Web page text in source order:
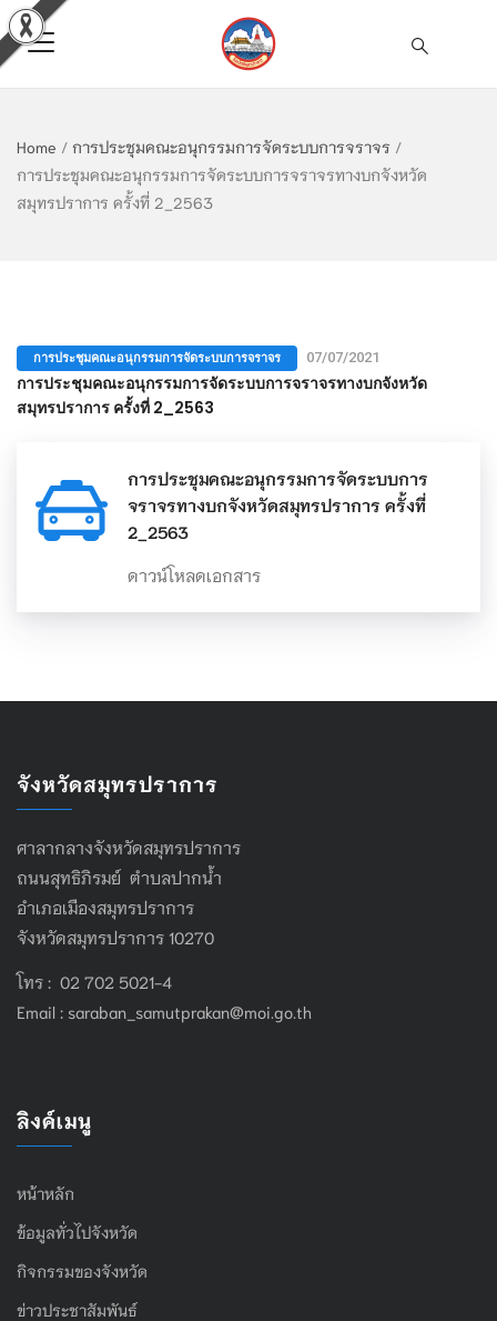
Home / การประชุมคณะอนุกรรมการจัดระบบการจราจร /
การประชุมคณะอนุกรรมการจัดระบบการจราจรทางบกจังหวัด
สมุทรปราการ ครั้งที่ 2_2563
การประชุมคณะอนุกรรมการจัดระบบการจราจร 07/07/2021
การประชุมคณะอนุกรรมการจัดระบบการจราจรทางบกจังหวัด
สมุทรปราการ ครั้งที่ 2_2563
การประชุมคณะอนุกรรมการจัดระบบการ
จราจรทางบกจังหวัดสมุทรปราการ ครั้งที่
2_2563
ดาวน์โหลดเอกสาร
จังหวัดสมุทรปราการ
ศาลากลางจังหวัดสมุทรปราการ
ถนนสุทธิภิรมย์ ตำบลปากน้ำ
อำเภอเมืองสมุทรปราการ
จังหวัดสมุทรปราการ 10270
โทร : 02 702 5021-4
Email : saraban_samutprakan@moi.go.th
ลิงค์เมนู
หน้าหลัก
ข้อมูลทั่วไปจังหวัด
กิจกรรมของจังหวัด
ข่าวประชาสัมพันธ์